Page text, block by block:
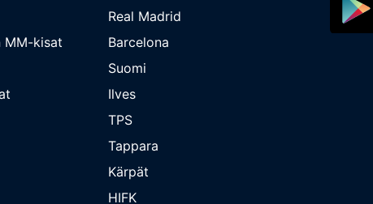
MM-kisat
Real Madrid
Barcelona
Suomi
Ilves
TPS
Tappara
Kärpät
HIFK